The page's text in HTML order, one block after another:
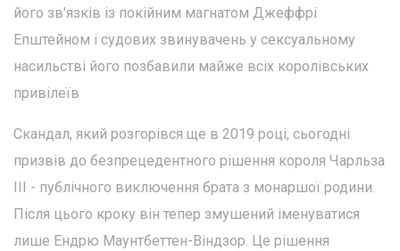
його зв'язків із покійним магнатом Джеффрі
Епштейном і судових звинувачень у сексуальному
насильстві його позбавили майже всіх королівських
привілеїв
Скандал, який розгорівся ще в 2019 році, сьогодні
призвів до безпрецедентного рішення короля Чарльза
ІІІ - публічного виключення брата з монаршої родини.
Після цього кроку він тепер змушений іменуватися
лише Ендрю Маунтбеттен-Віндзор. Це рішення